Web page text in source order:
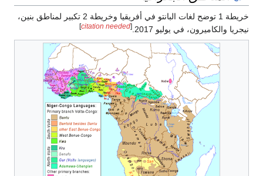
خريطة 1 توضح لغات البانتو في أفريقيا وخريطة 2 تكبير لمناطق بنين،
نيجريا والكاميرون، في يوليو 2017.
[
citation needed
]